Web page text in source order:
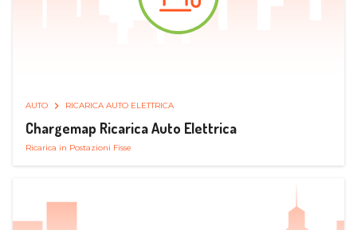
AUTO RICARICA AUTO ELETTRICA
Chargemap Ricarica Auto Elettrica
Ricarica in Postazioni Fisse